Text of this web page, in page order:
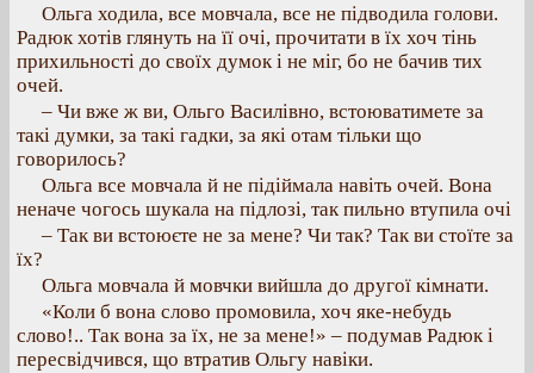
Ольга ходила, все мовчала, все не підводила голови.
Радюк хотів глянуть на її очі, прочитати в їх хоч тінь
прихильності до своїх думок і не міг, бо не бачив тих
очей.
– Чи вже ж ви, Ольго Василівно, встоюватимете за
такі думки, за такі гадки, за які отам тільки що
говорилось?
Ольга все мовчала й не підіймала навіть очей. Вона
неначе чогось шукала на підлозі, так пильно втупила очі
– Так ви встоюєте не за мене? Чи так? Так ви стоїте за
їх?
Ольга мовчала й мовчки вийшла до другої кімнати.
«Коли б вона слово промовила, хоч яке-небудь
слово!.. Так вона за їх, не за мене!» – подумав Радюк і
пересвідчився, що втратив Ольгу навіки.